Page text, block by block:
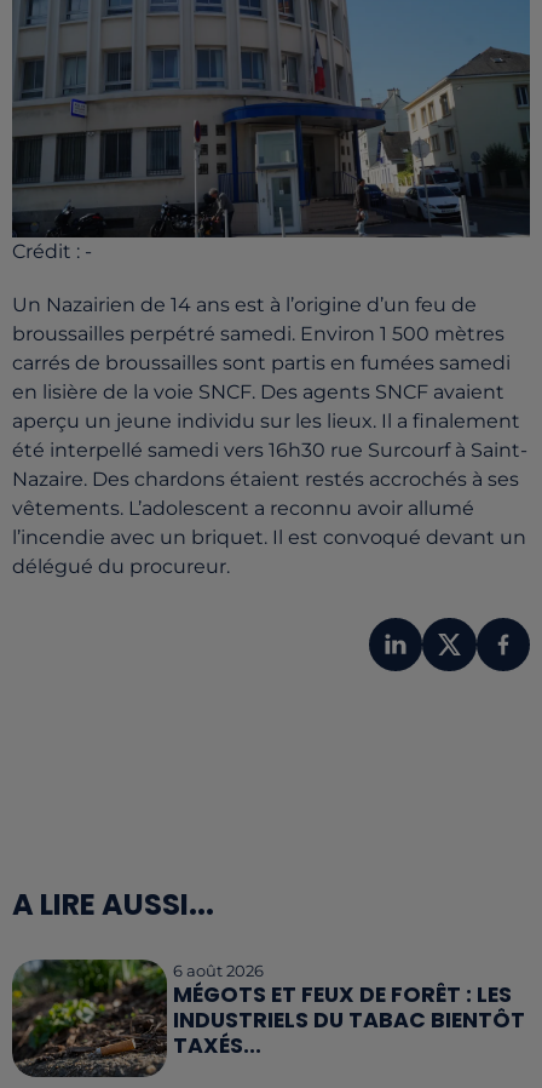
Crédit : -
Un Nazairien de 14 ans est à l’origine d’un feu de
broussailles perpétré samedi. Environ 1 500 mètres
carrés de broussailles sont partis en fumées samedi
en lisière de la voie SNCF. Des agents SNCF avaient
aperçu un jeune individu sur les lieux. Il a finalement
été interpellé samedi vers 16h30 rue Surcourf à Saint-
Nazaire. Des chardons étaient restés accrochés à ses
vêtements. L’adolescent a reconnu avoir allumé
l’incendie avec un briquet. Il est convoqué devant un
délégué du procureur.
A LIRE AUSSI...
6 août 2026
MÉGOTS ET FEUX DE FORÊT : LES
INDUSTRIELS DU TABAC BIENTÔT
TAXÉS...